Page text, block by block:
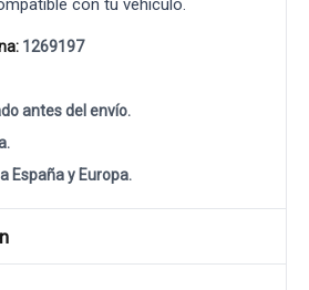
con tu vehículo.
1269197
antes del envío.
España y Europa.